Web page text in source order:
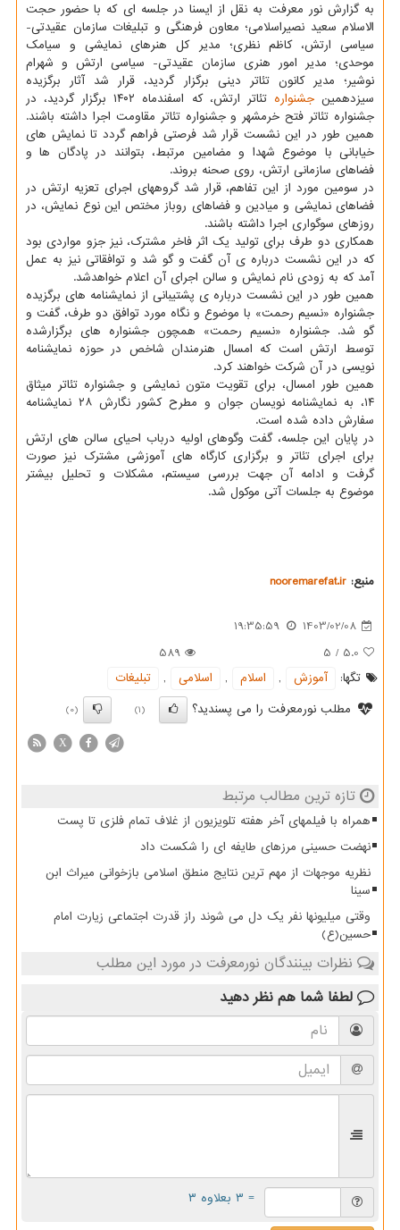
به گزارش نور معرفت به نقل از ایسنا در جلسه ای که با حضور حجت
الاسلام سعید نصیراسلامی؛ معاون فرهنگی و تبلیغات سازمان عقیدتی-
سیاسی ارتش، کاظم نظری؛ مدیر کل هنرهای نمایشی و سیامک
موحدی؛ مدیر امور هنری سازمان عقیدتی- سیاسی ارتش و شهرام
نوشیر؛ مدیر کانون تئاتر دینی برگزار گردید، قرار شد آثار برگزیده
سیزدهمینجشنواره
تئاتر ارتش، که اسفندماه ۱۴۰۲ برگزار گردید، در
جشنواره تئاتر فتح خرمشهر و جشنواره تئاتر مقاومت اجرا داشته باشند.
همین طور در این نشست قرار شد فرصتی فراهم گردد تا نمایش های
خیابانی با موضوع شهدا و مضامین مرتبط، بتوانند در پادگان ها و
فضاهای سازمانی ارتش، روی صحنه بروند.
در سومین مورد از این تفاهم، قرار شد گروههای اجرای تعزیه ارتش در
فضاهای نمایشی و میادین و فضاهای روباز مختص این نوع نمایش، در
روزهای سوگواری اجرا داشته باشند.
همکاری دو طرف برای تولید یک اثر فاخر مشترک، نیز جزو مواردی بود
که در این نشست درباره ی آن گفت و گو شد و توافقاتی نیز به عمل
آمد که به زودی نام نمایش و سالن اجرای آن اعلام خواهدشد.
همین طور در این نشست درباره ی پشتیبانی از نمایشنامه های برگزیده
جشنواره «نسیم رحمت» با موضوع و نگاه مورد توافق دو طرف، گفت و
گو شد. جشنواره «نسیم رحمت» همچون جشنواره های برگزارشده
توسط ارتش است که امسال هنرمندان شاخص در حوزه نمایشنامه
نویسی در آن شرکت خواهند کرد.
همین طور امسال، برای تقویت متون نمایشی و جشنواره تئاتر میثاق
۱۴، به نمایشنامه نویسان جوان و مطرح کشور نگارش ۲۸ نمایشنامه
سفارش داده شده است.
در پایان این جلسه، گفت وگوهای اولیه درباب احیای سالن های ارتش
برای اجرای تئاتر و برگزاری کارگاه های آموزشی مشترک نیز صورت
گرفت و ادامه آن جهت بررسی سیستم، مشکلات و تحلیل بیشتر
موضوع به جلسات آتی موکول شد.
منبع: nooremarefat.ir
1403/02/08
19:35:59
5.0
/
5
589
تگها:
آموزش , اسلام , اسلامی ,
تبلیغات
مطلب نورمعرفت را می پسندید؟
(1)
(0)
X
تازه ترین مطالب مرتبط
همراه با فیلمهای آخر هفته تلویزیون از غلاف تمام فلزی تا پست
نهضت حسینی مرزهای طایفه ای را شکست داد
نظریه موجهات از مهم ترین نتایج منطق اسلامی بازخوانی میراث ابن
سینا
وقتی میلیونها نفر یک دل می شوند راز قدرت اجتماعی زیارت امام
حسین(ع)
نظرات بینندگان نورمعرفت در مورد این مطلب
لطفا شما هم نظر دهید
= ۳ بعلاوه ۳